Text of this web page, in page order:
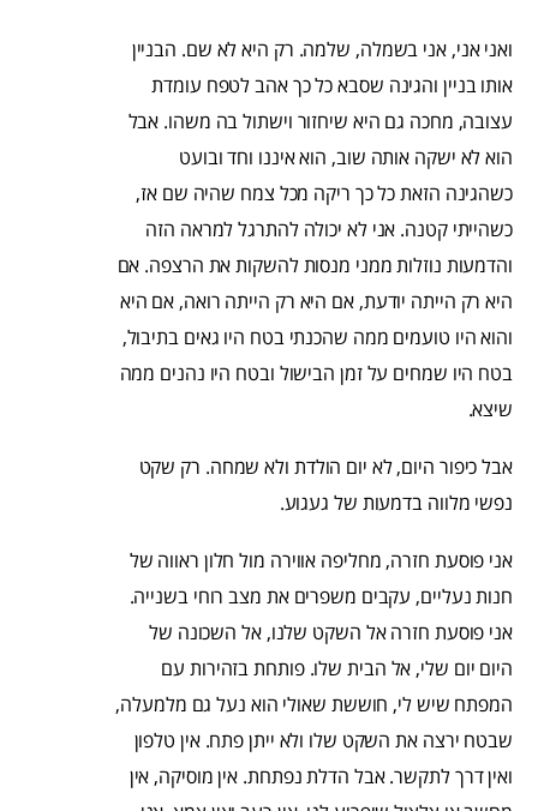
ואני אני, אני בשמלה, שלמה. רק היא לא שם. הבניין
אותו בניין והגינה שסבא כל כך אהב לטפח עומדת
עצובה, מחכה גם היא שיחזור וישתול בה משהו. אבל
הוא לא ישקה אותה שוב, הוא איננו וחד ובועט
כשהגינה הזאת כל כך ריקה מכל צמח שהיה שם אז,
כשהייתי קטנה. אני לא יכולה להתרגל למראה הזה
והדמעות נוזלות ממני מנסות להשקות את הרצפה. אם
היא רק הייתה יודעת, אם היא רק הייתה רואה, אם היא
והוא היו טועמים ממה שהכנתי בטח היו גאים בתיבול,
בטח היו שמחים על זמן הבישול ובטח היו נהנים ממה
שיצא.
אבל כיפור היום, לא יום הולדת ולא שמחה. רק שקט
נפשי מלווה בדמעות של געגוע.
אני פוסעת חזרה, מחליפה אווירה מול חלון ראווה של
חנות נעליים, עקבים משפרים את מצב רוחי בשנייה.
אני פוסעת חזרה אל השקט שלנו, אל השכונה של
היום יום שלי, אל הבית שלו. פותחת בזהירות עם
המפתח שיש לי, חוששת שאולי הוא נעל גם מלמעלה,
שבטח ירצה את השקט שלו ולא ייתן פתח. אין טלפון
ואין דרך לתקשר. אבל הדלת נפתחת. אין מוסיקה, אין